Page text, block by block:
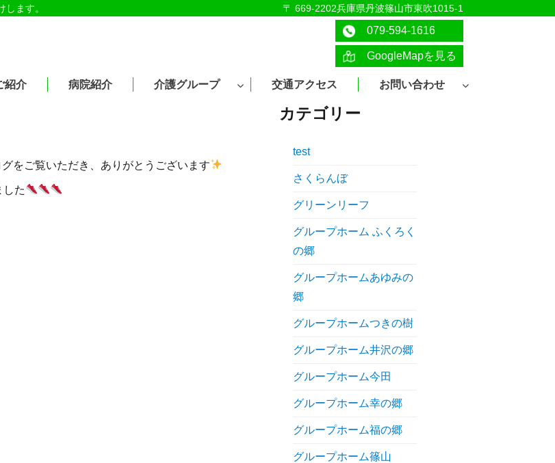
ます。 〒 669-2202兵庫県丹波篠山市東吹1015-1
079-594-1616
GoogleMapを見る
紹介 病院紹介 介護グループ 交通アクセス お問い合わせ
をご覧いただき、ありがとうございます
した
カテゴリー
test
さくらんぼ
グリーンリーフ
グループホーム ふくろく
の郷
グループホームあゆみの
郷
グループホームつきの樹
グループホーム井沢の郷
グループホーム今田
グループホーム幸の郷
グループホーム福の郷
グループホーム篠山